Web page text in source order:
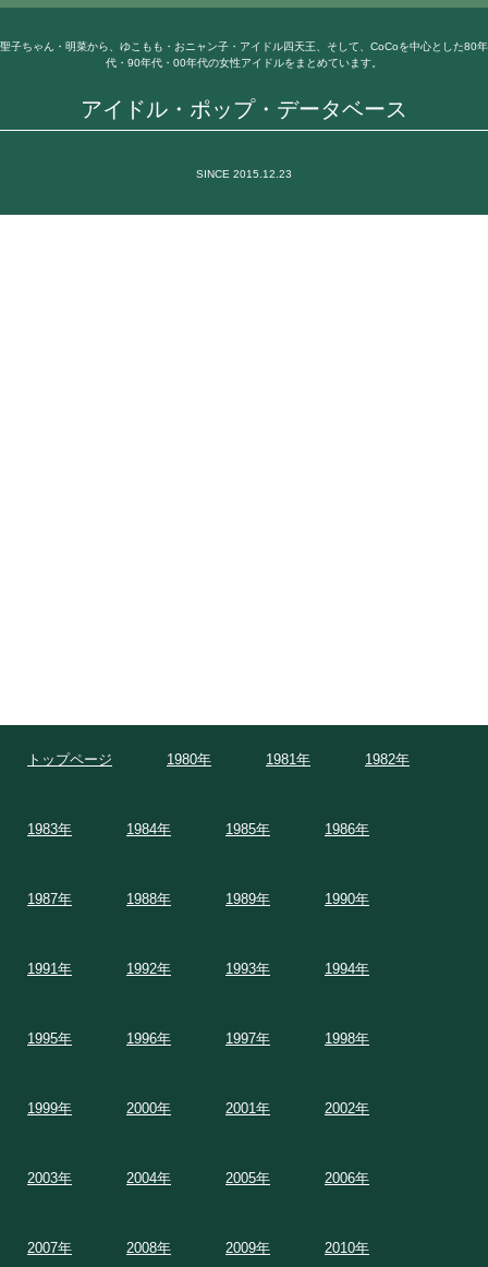
アイドル・ポップ・データベース
聖子ちゃん・明菜から、ゆこもも・おニャン子・アイドル四天王、そして、CoCoを中心とした80年
代・90年代・00年代の女性アイドルをまとめています。
SINCE 2015.12.23
トップページ 1980年 1981年 1982年
1983年 1984年 1985年 1986年
1987年 1988年 1989年 1990年
1991年 1992年 1993年 1994年
1995年 1996年 1997年 1998年
1999年 2000年 2001年 2002年
2003年 2004年 2005年 2006年
2007年 2008年 2009年 2010年